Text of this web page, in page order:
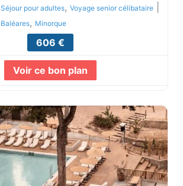
pour adultes, Voyage senior célibataire|
Baléares, Minorque
606 €
Voir ce bon plan
Lire la suite...